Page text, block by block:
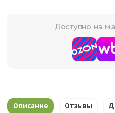
Доступно на
Описание Отзывы